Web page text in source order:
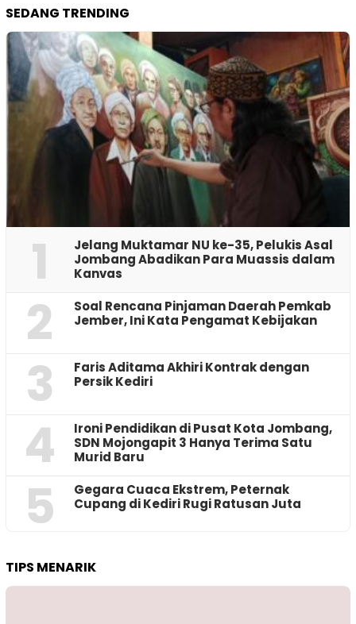
SEDANG TRENDING
1
Jelang Muktamar NU ke-35, Pelukis Asal
Jombang Abadikan Para Muassis dalam
Kanvas
2
‎Soal Rencana Pinjaman Daerah Pemkab
Jember, Ini Kata Pengamat Kebijakan ‎
3
Faris Aditama Akhiri Kontrak dengan
Persik Kediri
4
Ironi Pendidikan di Pusat Kota Jombang,
SDN Mojongapit 3 Hanya Terima Satu
Murid Baru
5
‎Gegara Cuaca Ekstrem, Peternak
Cupang di Kediri Rugi Ratusan Juta
TIPS MENARIK